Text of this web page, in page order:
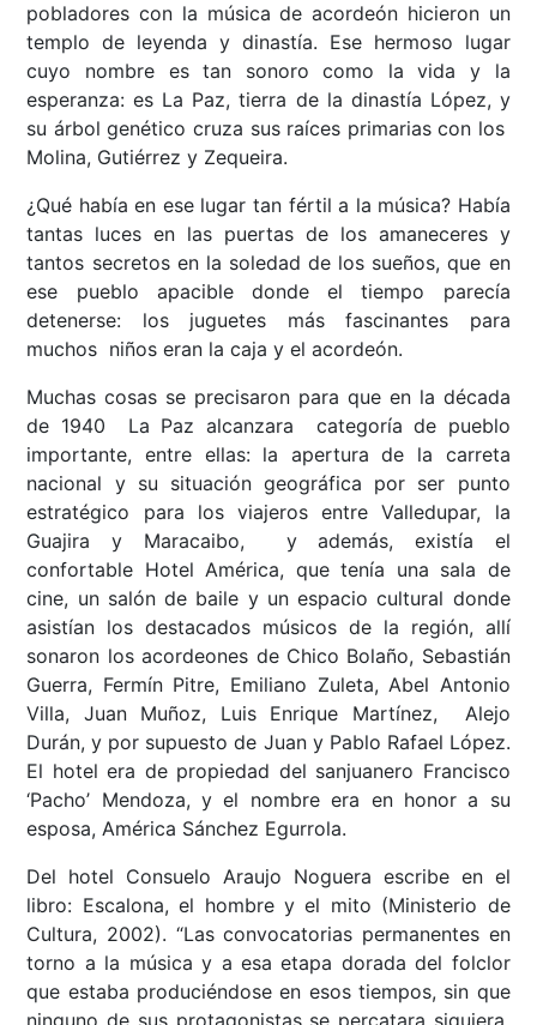
pobladores con la música de acordeón hicieron un
templo de leyenda y dinastía. Ese hermoso lugar
cuyo nombre es tan sonoro como la vida y la
esperanza: es La Paz, tierra de la dinastía López, y
su árbol genético cruza sus raíces primarias con los
Molina, Gutiérrez y Zequeira.
¿Qué había en ese lugar tan fértil a la música? Había
tantas luces en las puertas de los amaneceres y
tantos secretos en la soledad de los sueños, que en
ese pueblo apacible donde el tiempo parecía
detenerse: los juguetes más fascinantes para
muchos niños eran la caja y el acordeón.
Muchas cosas se precisaron para que en la década
de 1940 La Paz alcanzara categoría de pueblo
importante, entre ellas: la apertura de la carreta
nacional y su situación geográfica por ser punto
estratégico para los viajeros entre Valledupar, la
Guajira y Maracaibo, y además, existía el
confortable Hotel América, que tenía una sala de
cine, un salón de baile y un espacio cultural donde
asistían los destacados músicos de la región, allí
sonaron los acordeones de Chico Bolaño, Sebastián
Guerra, Fermín Pitre, Emiliano Zuleta, Abel Antonio
Villa, Juan Muñoz, Luis Enrique Martínez, Alejo
Durán, y por supuesto de Juan y Pablo Rafael López.
El hotel era de propiedad del sanjuanero Francisco
‘Pacho’ Mendoza, y el nombre era en honor a su
esposa, América Sánchez Egurrola.
Del hotel Consuelo Araujo Noguera escribe en el
libro: Escalona, el hombre y el mito (Ministerio de
Cultura, 2002). “Las convocatorias permanentes en
torno a la música y a esa etapa dorada del folclor
que estaba produciéndose en esos tiempos, sin que